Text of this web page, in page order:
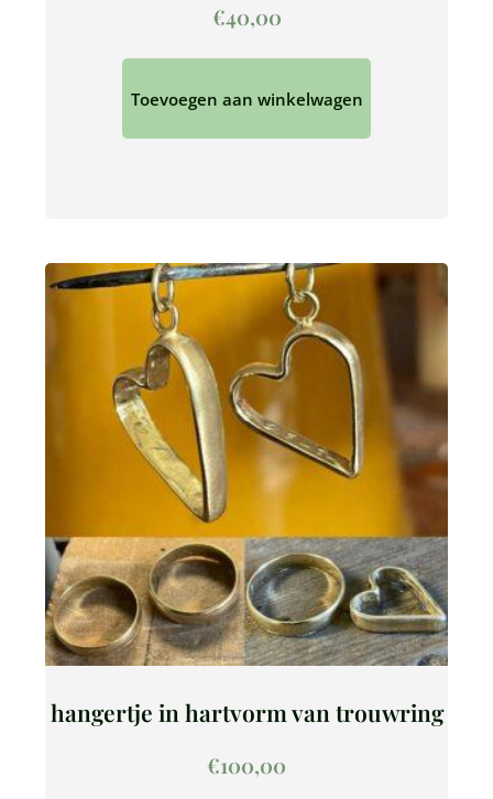
€40,00
Toevoegen aan winkelwagen
hangertje in hartvorm van trouwring
€100,00